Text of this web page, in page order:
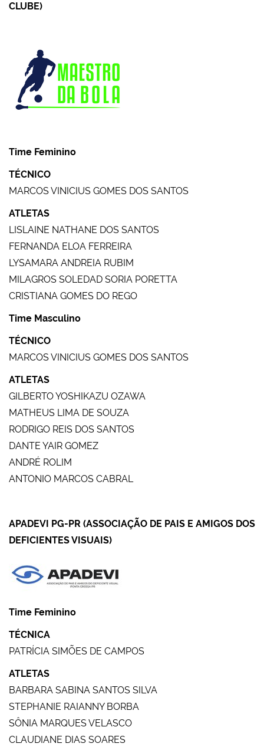
CLUBE)
Time Feminino
TÉCNICO
MARCOS VINICIUS GOMES DOS SANTOS
ATLETAS
LISLAINE NATHANE DOS SANTOS
FERNANDA ELOA FERREIRA
LYSAMARA ANDREIA RUBIM
MILAGROS SOLEDAD SORIA PORETTA
CRISTIANA GOMES DO REGO
Time Masculino
TÉCNICO
MARCOS VINICIUS GOMES DOS SANTOS
ATLETAS
GILBERTO YOSHIKAZU OZAWA
MATHEUS LIMA DE SOUZA
RODRIGO REIS DOS SANTOS
DANTE YAIR GOMEZ
ANDRÉ ROLIM
ANTONIO MARCOS CABRAL
APADEVI PG-PR (ASSOCIAÇÃO DE PAIS E AMIGOS DOS
DEFICIENTES VISUAIS)
Time Feminino
TÉCNICA
PATRÍCIA SIMÕES DE CAMPOS
ATLETAS
BARBARA SABINA SANTOS SILVA
STEPHANIE RAIANNY BORBA
SÔNIA MARQUES VELASCO
CLAUDIANE DIAS SOARES